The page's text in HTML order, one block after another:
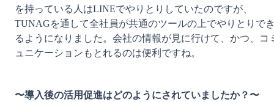
を持っている人はLINEでやりとりしていたのですが、
TUNAGを通して全社員が共通のツールの上でやりとりで
るようになりました。会社の情報が見に行けて、かつ、コ
ュニケーションもとれるのは便利ですね。
〜導入後の活用促進はどのようにされていましたか？〜